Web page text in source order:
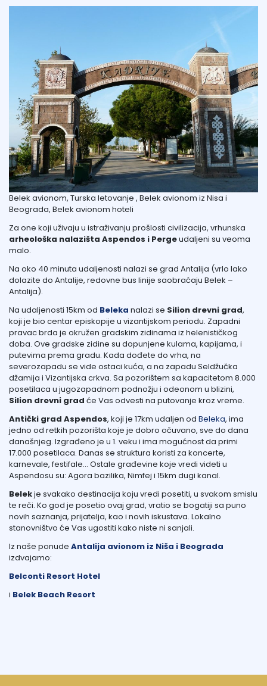
Belek avionom, Turska letovanje , Belek avionom iz Nisa i
Beograda, Belek avionom hoteli
Za one koji uživaju u istraživanju prošlosti civilizacija, vrhunska
arheološka nalazišta Aspendos i Pergeudaljeni su veoma
malo.
Na oko 40 minuta udaljenosti nalazi se grad Antalija (vrlo lako
dolazite do Antalije, redovne bus linije saobraćaju Belek –
Antalija).
Na udaljenosti 15km od Beleka nalazi se Silion drevni grad,
koji je bio centar episkopije u vizantijskom periodu. Zapadni
pravac brda je okružen gradskim zidinama iz helenističkog
doba. Ove gradske zidine su dopunjene kulama, kapijama, i
putevima prema gradu. Kada dođete do vrha, na
severozapadu se vide ostaci kuća, a na zapadu Seldžučka
džamija i Vizantijska crkva. Sa pozorištem sa kapacitetom 8.000
posetilaca u jugozapadnom podnožju i odeonom u blizini,
Silion drevni grad će Vas odvesti na putovanje kroz vreme.
Antički grad Aspendos, koji je 17km udaljen od Beleka, ima
jedno od retkih pozorišta koje je dobro očuvano, sve do dana
današnjeg. Izgrađeno je u 1. veku i ima mogućnost da primi
17.000 posetilaca. Danas se struktura koristi za koncerte,
karnevale, festifale… Ostale građevine koje vredi videti u
Aspendosu su: Agora bazilika, Nimfej i 15km dugi kanal.
Belekje svakako destinacija koju vredi posetiti, u svakom smislu
te reči. Ko god je posetio ovaj grad, vratio se bogatiji sa puno
novih saznanja, prijatelja, kao i novih iskustava. Lokalno
stanovništvo će Vas ugostiti kako niste ni sanjali.
Iz naše ponude Antalija avionom iz Niša i Beograda
izdvajamo:
Belconti Resort Hotel
i Belek Beach Resort